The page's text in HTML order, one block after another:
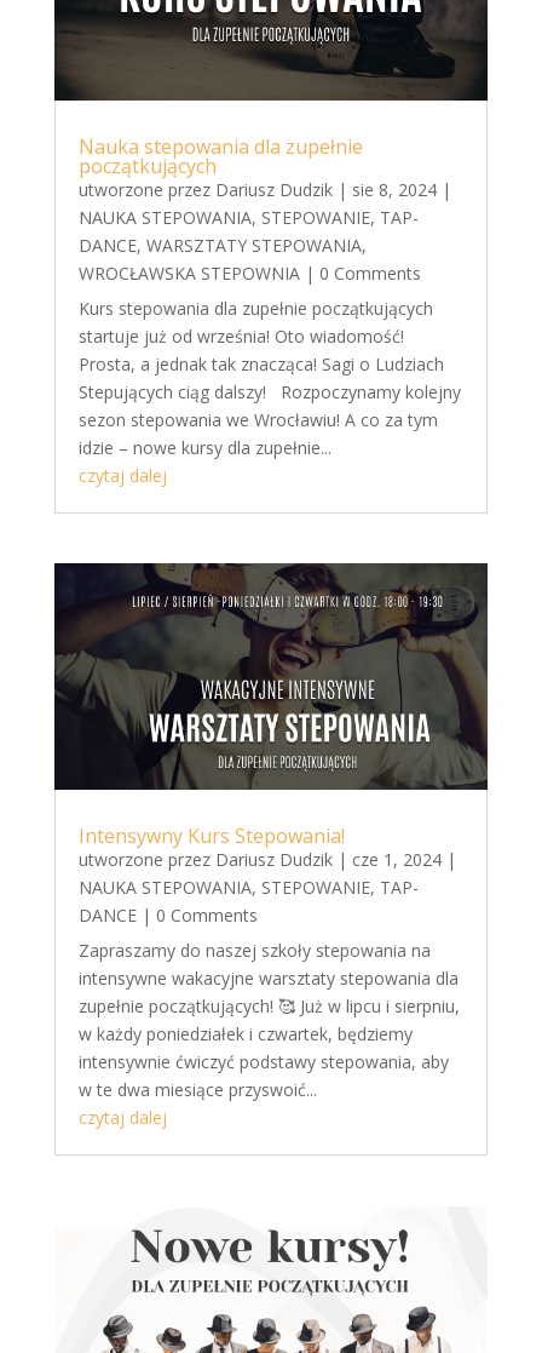
Nauka stepowania dla zupełnie
początkujących
utworzone przez Dariusz Dudzik| sie 8, 2024|
NAUKA STEPOWANIA, STEPOWANIE, TAP-
DANCE, WARSZTATY STEPOWANIA,
WROCŁAWSKA STEPOWNIA| 0 Comments
Kurs stepowania dla zupełnie początkujących
startuje już od września! Oto wiadomość!
Prosta, a jednak tak znacząca! Sagi o Ludziach
Stepujących ciąg dalszy! Rozpoczynamy kolejny
sezon stepowania we Wrocławiu! A co za tym
idzie – nowe kursy dla zupełnie...
czytaj dalej
Intensywny Kurs Stepowania!
utworzone przez Dariusz Dudzik| cze 1, 2024|
NAUKA STEPOWANIA, STEPOWANIE, TAP-
DANCE| 0 Comments
Zapraszamy do naszej szkoły stepowania na
intensywne wakacyjne warsztaty stepowania dla
zupełnie początkujących! 🥰 Już w lipcu i sierpniu,
w każdy poniedziałek i czwartek, będziemy
intensywnie ćwiczyć podstawy stepowania, aby
w te dwa miesiące przyswoić...
czytaj dalej